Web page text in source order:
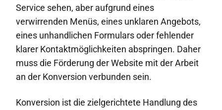
Service sehen, aber aufgrund eines
verwirrenden Menüs, eines unklaren Angebots,
eines unhandlichen Formulars oder fehlender
klarer Kontaktmöglichkeiten abspringen. Daher
muss die Förderung der Website mit der Arbeit
an der Konversion verbunden sein.
Konversion ist die zielgerichtete Handlung des